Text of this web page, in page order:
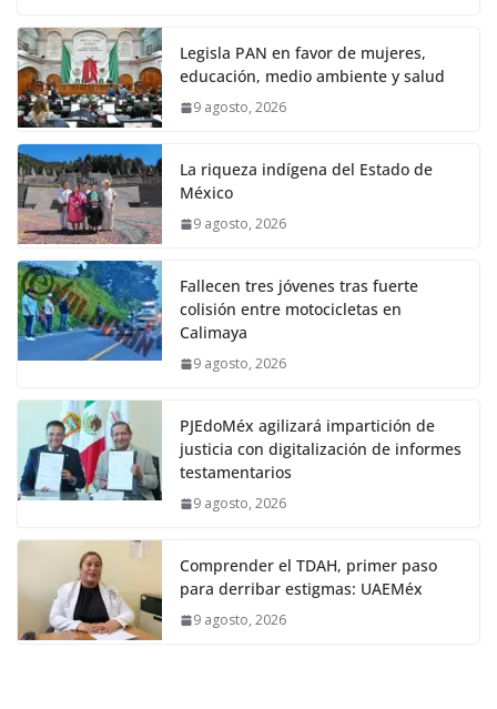
Legisla PAN en favor de mujeres,
educación, medio ambiente y salud
9 agosto, 2026
La riqueza indígena del Estado de
México
9 agosto, 2026
Fallecen tres jóvenes tras fuerte
colisión entre motocicletas en
Calimaya
9 agosto, 2026
PJEdoMéx agilizará impartición de
justicia con digitalización de informes
testamentarios
9 agosto, 2026
Comprender el TDAH, primer paso
para derribar estigmas: UAEMéx
9 agosto, 2026